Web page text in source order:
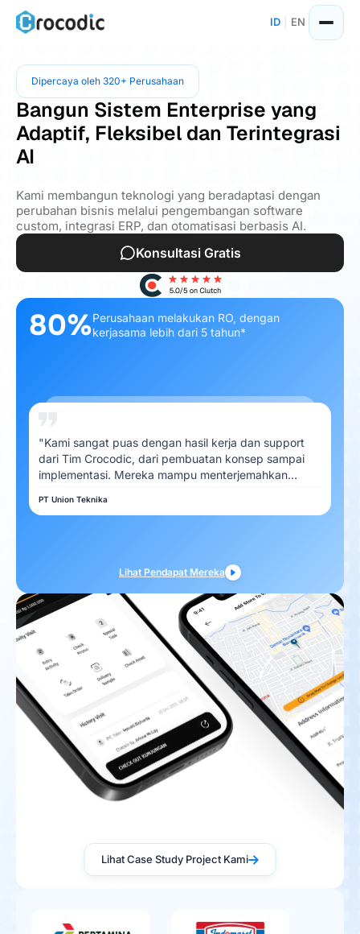
ID EN
Dipercaya oleh 320+ Perusahaan
Bangun Sistem Enterprise yang
Adaptif, Fleksibel dan Terintegrasi
AI
Kami membangun teknologi yang beradaptasi dengan
perubahan bisnis melalui pengembangan software
custom, integrasi ERP, dan otomatisasi berbasis AI.
Konsultasi Gratis
80%Perusahaan melakukan RO, dengan
kerjasama lebih dari 5 tahun*
"Kami sangat puas dengan hasil kerja dan support
dari Tim Crocodic, dari pembuatan konsep sampai
implementasi. Mereka mampu menterjemahkan
PT Union Teknika
Lihat Pendapat Mereka
Lihat Case Study Project Kami